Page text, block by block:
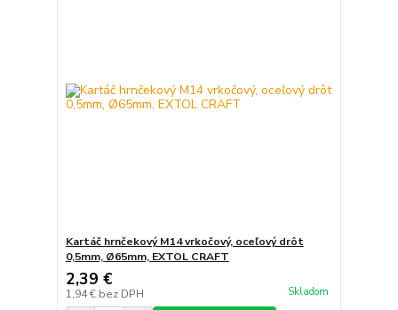
Kartáč hrnčekový M14 vrkočový, oceľový drôt
0,5mm, Ø65mm, EXTOL CRAFT
2,39 €
1,94 € bez DPH Skladom